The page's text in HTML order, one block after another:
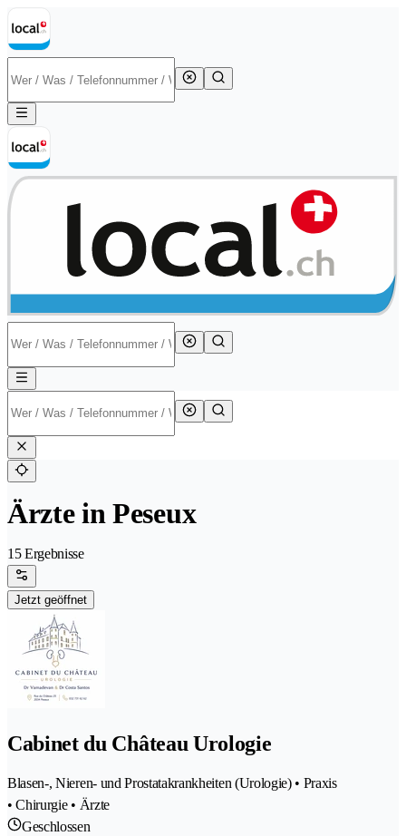
Ärzte in Peseux
15 Ergebnisse
Jetzt geöffnet
Cabinet du Château Urologie
Blasen-, Nieren- und Prostatakrankheiten (Urologie) • Praxis
• Chirurgie • Ärzte
Geschlossen